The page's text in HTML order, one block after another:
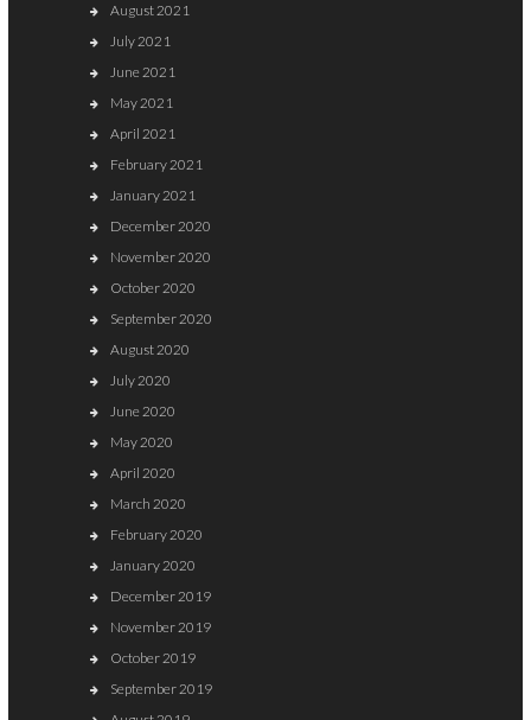
August 2021
July 2021
June 2021
May 2021
April 2021
February 2021
January 2021
December 2020
November 2020
October 2020
September 2020
August 2020
July 2020
June 2020
May 2020
April 2020
March 2020
February 2020
January 2020
December 2019
November 2019
October 2019
September 2019